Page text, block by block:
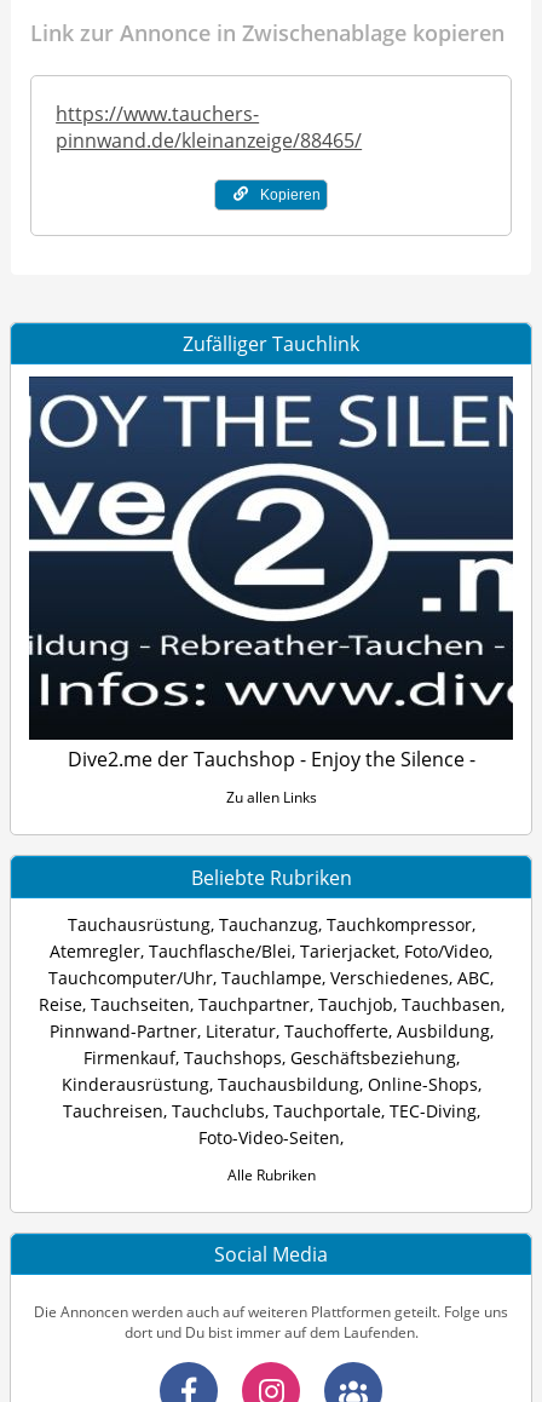
Link zur Annonce in Zwischenablage kopieren
https://www.tauchers-
pinnwand.de/kleinanzeige/88465/
Kopieren
Zufälliger Tauchlink
Dive2.me der Tauchshop - Enjoy the Silence -
Zu allen Links
Beliebte Rubriken
Tauchausrüstung, Tauchanzug, Tauchkompressor,
Atemregler, Tauchflasche/Blei, Tarierjacket, Foto/Video,
Tauchcomputer/Uhr, Tauchlampe, Verschiedenes, ABC,
Reise, Tauchseiten, Tauchpartner, Tauchjob, Tauchbasen,
Pinnwand-Partner, Literatur, Tauchofferte, Ausbildung,
Firmenkauf, Tauchshops, Geschäftsbeziehung,
Kinderausrüstung, Tauchausbildung, Online-Shops,
Tauchreisen, Tauchclubs, Tauchportale, TEC-Diving,
Foto-Video-Seiten,
Alle Rubriken
Social Media
Die Annoncen werden auch auf weiteren Plattformen geteilt. Folge uns
dort und Du bist immer auf dem Laufenden.